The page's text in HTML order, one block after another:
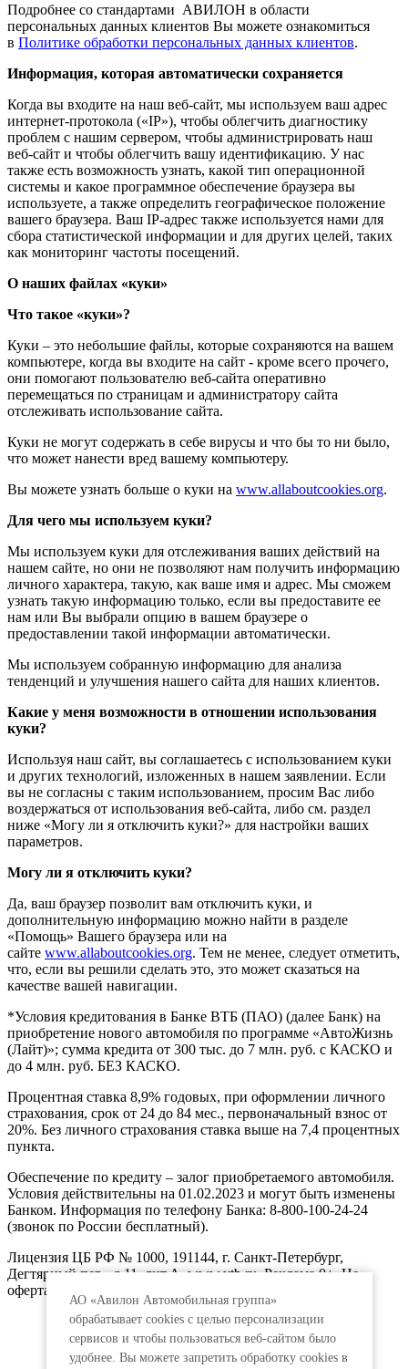
АО «Авилон Автомобильная группа»
обрабатывает cookies с целью персонализации
сервисов и чтобы пользоваться веб-сайтом было
удобнее. Вы можете запретить обработку сookies в
Подробнее со стандартами АВИЛОН в области
персональных данных клиентов Вы можете ознакомиться
в Политике обработки персональных данных клиентов.
Информация, которая автоматически сохраняется
Когда вы входите на наш веб-сайт, мы используем ваш адрес
интернет-протокола («IP»), чтобы облегчить диагностику
проблем с нашим сервером, чтобы администрировать наш
веб-сайт и чтобы облегчить вашу идентификацию. У нас
также есть возможность узнать, какой тип операционной
системы и какое программное обеспечение браузера вы
используете, а также определить географическое положение
вашего браузера. Ваш IP-адрес также используется нами для
сбора статистической информации и для других целей, таких
как мониторинг частоты посещений.
О наших файлах «куки»
Что такое «куки»?
Куки – это небольшие файлы, которые сохраняются на вашем
компьютере, когда вы входите на сайт - кроме всего прочего,
они помогают пользователю веб-сайта оперативно
перемещаться по страницам и администратору сайта
отслеживать использование сайта.
Куки не могут содержать в себе вирусы и что бы то ни было,
что может нанести вред вашему компьютеру.
Вы можете узнать больше о куки на www.allaboutcookies.org.
Для чего мы используем куки?
Мы используем куки для отслеживания ваших действий на
нашем сайте, но они не позволяют нам получить информацию
личного характера, такую, как ваше имя и адрес. Мы сможем
узнать такую информацию только, если вы предоставите ее
нам или Вы выбрали опцию в вашем браузере о
предоставлении такой информации автоматически.
Мы используем собранную информацию для анализа
тенденций и улучшения нашего сайта для наших клиентов.
Какие у меня возможности в отношении использования
куки?
Используя наш сайт, вы соглашаетесь с использованием куки
и других технологий, изложенных в нашем заявлении. Если
вы не согласны с таким использованием, просим Вас либо
воздержаться от использования веб-сайта, либо см. раздел
ниже «Могу ли я отключить куки?» для настройки ваших
параметров.
Могу ли я отключить куки?
Да, ваш браузер позволит вам отключить куки, и
дополнительную информацию можно найти в разделе
«Помощь» Вашего браузера или на
сайте www.allaboutcookies.org. Тем не менее, следует отметить,
что, если вы решили сделать это, это может сказаться на
качестве вашей навигации.
*Условия кредитования в Банке ВТБ (ПАО) (далее Банк) на
приобретение нового автомобиля по программе «АвтоЖизнь
(Лайт)»; сумма кредита от 300 тыс. до 7 млн. руб. с КАСКО и
до 4 млн. руб. БЕЗ КАСКО.
Процентная ставка 8,9% годовых, при оформлении личного
страхования, срок от 24 до 84 мес., первоначальный взнос от
20%. Без личного страхования ставка выше на 7,4 процентных
пункта.
Обеспечение по кредиту – залог приобретаемого автомобиля.
Условия действительны на 01.02.2023 и могут быть изменены
Банком. Информация по телефону Банка: 8-800-100-24-24
(звонок по России бесплатный).
Лицензия ЦБ РФ № 1000, 191144, г. Санкт-Петербург,
Дегтярный пер., д.11, лит.А. www.vtb.ru. Реклама 0+. Не
оферта.